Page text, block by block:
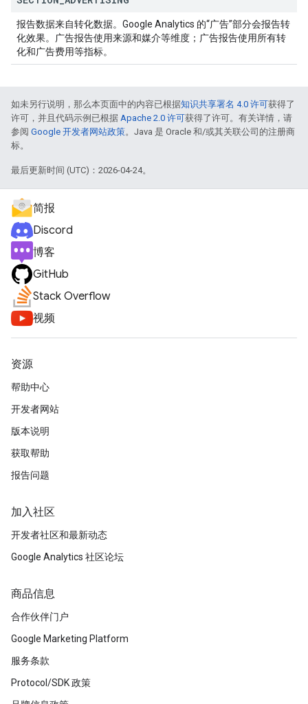
报告数据来自转化数据。Google Analytics 的“广告”部分会报告转
化效果。广告报告使用来源和媒介等维度；广告报告使用所有转
化和广告费用等指标。
如未另行说明，那么本页面中的内容已根据知识共享署名 4.0 许可获得了
许可，并且代码示例已根据 Apache 2.0 许可获得了许可。有关详情，请
参阅 Google 开发者网站政策。Java 是 Oracle 和/或其关联公司的注册商
标。
最后更新时间 (UTC)：2026-04-24。
简报
Discord
博客
GitHub
Stack Overflow
视频
资源
帮助中心
开发者网站
版本说明
获取帮助
报告问题
加入社区
开发者社区和最新动态
Google Analytics 社区论坛
商品信息
合作伙伴门户
Google Marketing Platform
服务条款
Protocol/SDK 政策